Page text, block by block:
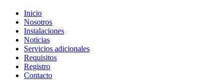
Inicio
Nosotros
Instalaciones
Noticias
Servicios adicionales
Requisitos
Registro
Contacto